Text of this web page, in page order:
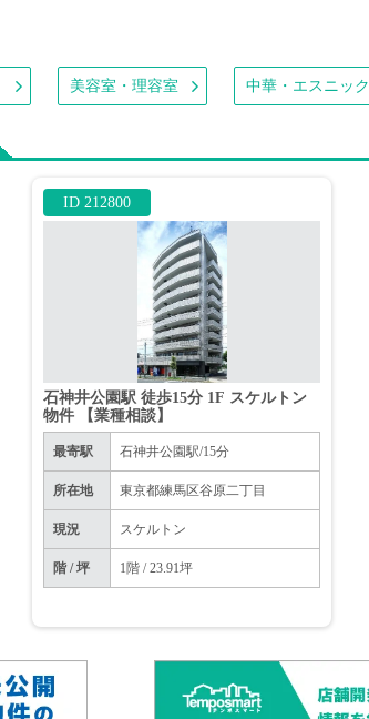
美容室・理容室 中華・エスニック
ID 212800
石神井公園駅 徒歩15分 1F スケルトン
物件 【業種相談】
最寄駅 石神井公園駅/15分
所在地 東京都練馬区谷原二丁目
現況 スケルトン
階 / 坪 1階 / 23.91坪